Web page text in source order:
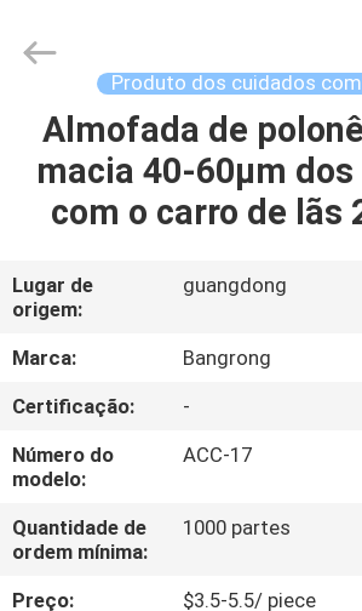
CASA
PRODUTOS
SOBRE
NÓS
EXCURSÃO
DA
FÁBRICA
CONTROLE
Supplies
Co.,Ltd..
Developed
Produto dos cuidados
Almofada de
macia 40-60μm
com o carro de lãs
Lugar de
origem:
guangdong
Marca:
Bangrong
Certificação:
-
Número do
modelo:
ACC-17
Quantidade de
ordem mínima:
1000 partes
Preço:
$3.5-5.5/ piece